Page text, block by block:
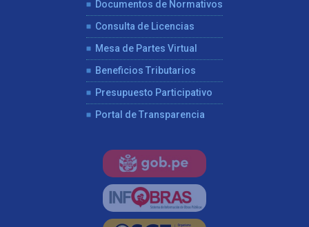
Documentos de Normativos
Consulta de Licencias
Mesa de Partes Virtual
Beneficios Tributarios
Presupuesto Participativo
Portal de Transparencia